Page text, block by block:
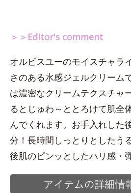
＞＞Editor's comment
オルビスユーのモイスチャラ
さのある水感ジェルクリーム
は濃密なクリームテクスチャ
るとじゅわ～ととろけて肌全
んでくれます。お手入れした
分！長時間しっとりとしたう
後肌のピンッとしたハリ感・